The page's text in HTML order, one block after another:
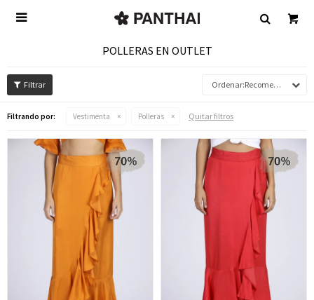

POLLERAS EN OUTLET
Recomendados
Filtrando por: Vestimenta Polleras Quitar filtros